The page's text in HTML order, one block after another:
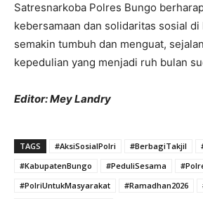
Satresnarkoba Polres Bungo
kebersamaan dan solidaritas sosial di
semakin tumbuh dan menguat,
kepedulian yang menjadi ruh bulan
Editor: Mey Landry
TAGS #AksiSosialPolri #BerbagiTakjil
#KabupatenBungo
#PeduliSesama
#PolriUntukMasyarakat
#Ramadhan2026